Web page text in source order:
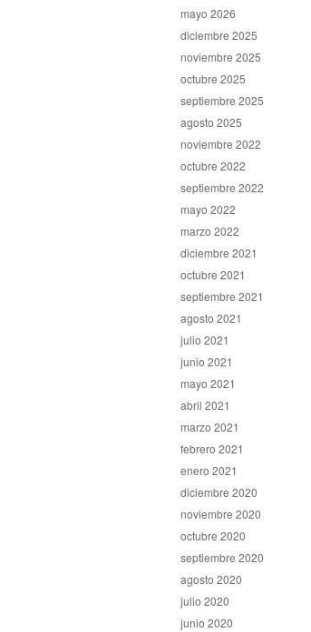
mayo 2026
diciembre 2025
noviembre 2025
octubre 2025
septiembre 2025
agosto 2025
noviembre 2022
octubre 2022
septiembre 2022
mayo 2022
marzo 2022
diciembre 2021
octubre 2021
septiembre 2021
agosto 2021
julio 2021
junio 2021
mayo 2021
abril 2021
marzo 2021
febrero 2021
enero 2021
diciembre 2020
noviembre 2020
octubre 2020
septiembre 2020
agosto 2020
julio 2020
junio 2020